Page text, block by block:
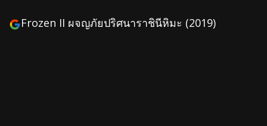
Frozen II ผจญภัยปริศนาราชินีหิมะ (2019)